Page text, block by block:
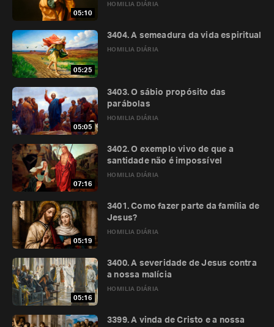
05:10
HOMILIA DIÁRIA
05:25
HOMILIA DIÁRIA
3404. A semeadura da vida espiritual
05:05
HOMILIA DIÁRIA
3403. O sábio propósito das
parábolas
07:16
HOMILIA DIÁRIA
3402. O exemplo vivo de que a
santidade não é impossível
05:19
HOMILIA DIÁRIA
3401. Como fazer parte da família de
Jesus?
05:16
HOMILIA DIÁRIA
3400. A severidade de Jesus contra
a nossa malícia
3399. A vinda de Cristo e a nossa